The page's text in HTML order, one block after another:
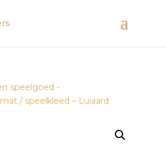
speelgoed -
/ speelkleed – Luiaard